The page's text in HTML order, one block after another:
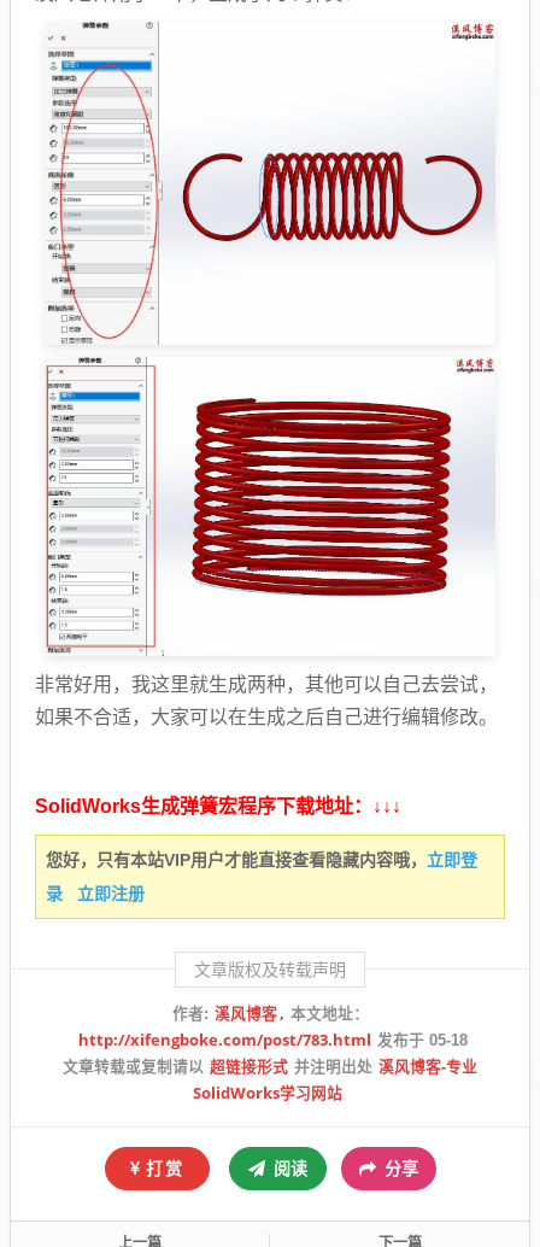
非常好用，我这里就生成两种，其他可以自己去尝试，
如果不合适，大家可以在生成之后自己进行编辑修改。
SolidWorks生成弹簧宏程序下载地址：↓↓↓
您好，只有本站VIP用户才能直接查看隐藏内容哦， 立即登
录
立即注册
文章版权及转载声明
作者: 溪风博客 本文地址：
http://xifengboke.com/post/783.html 发布于 05-18
文章转载或复制请以 超链接形式 并注明出处 溪风博客-专业
SolidWorks学习网站
打赏 阅读 分享
上一篇 下一篇